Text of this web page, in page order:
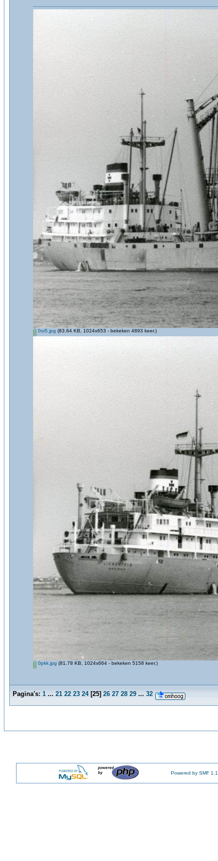
0oi5.jpg (83.64 KB, 1024x653 - bekeken 4893 keer.)
0pkk.jpg (81.78 KB, 1024x664 - bekeken 5158 keer.)
Pagina's: 1 ... 21 22 23 24[25] 26 27 28 29 ... 32
Powered by SMF